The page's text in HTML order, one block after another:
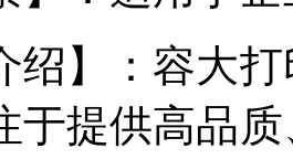
绍】：容大
于提供高品